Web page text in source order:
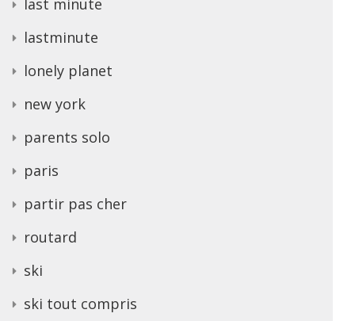
lastminute
lonely planet
new york
parents solo
paris
partir pas cher
routard
ski
ski tout compris